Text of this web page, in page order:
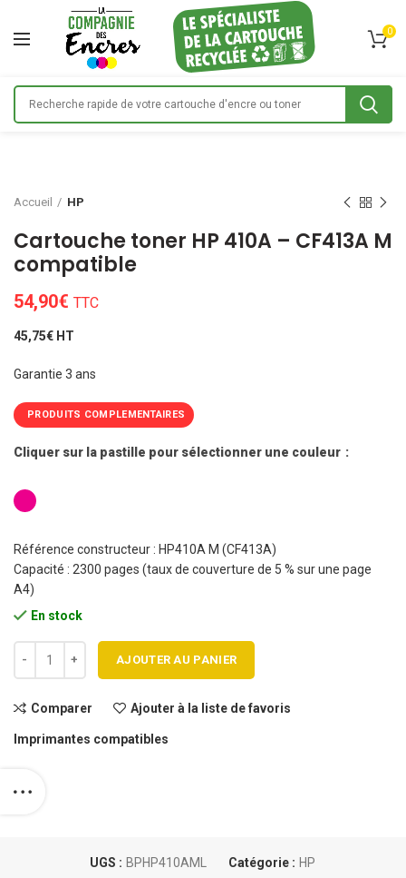
0
Accueil HP
Cartouche toner HP 410A – CF413A M
compatible
54,90€ TTC
45,75€ HT
Garantie 3 ans
PRODUITS COMPLEMENTAIRES
Cliquer sur la pastille pour sélectionner une couleur
Référence constructeur : HP410A M (CF413A)
Capacité : 2300 pages (taux de couverture de 5 % sur une page
A4)
En stock
AJOUTER AU PANIER
Comparer Ajouter à la liste de favoris
Imprimantes compatibles
UGS : BPHP410AML Catégorie : HP